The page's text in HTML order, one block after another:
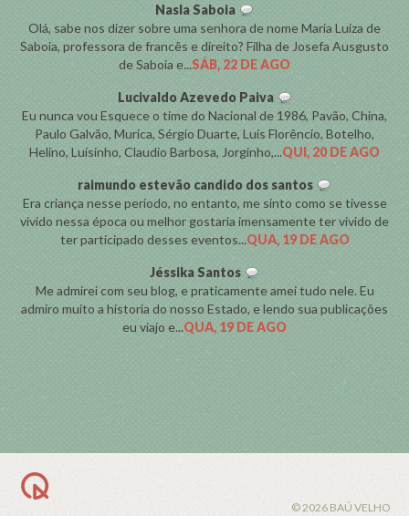
Nasla Saboia
Olá, sabe nos dizer sobre uma senhora de nome Maria Luiza de
Saboia, professora de francês e direito? Filha de Josefa Ausgusto
de Saboia e...SÁB, 22 DE AGO
Lucivaldo Azevedo Paiva
Eu nunca vou Esquece o time do Nacional de 1986, Pavão, China,
Paulo Galvão, Murica, Sérgio Duarte, Luís Florêncio, Botelho,
Helino, Luísinho, Claudio Barbosa, Jorginho,...QUI, 20 DE AGO
raimundo estevão candido dos santos
Era criança nesse período, no entanto, me sinto como se tivesse
vivido nessa época ou melhor gostaria imensamente ter vivido de
ter participado desses eventos...QUA, 19 DE AGO
Jéssika Santos
Me admirei com seu blog, e praticamente amei tudo nele. Eu
admiro muito a historia do nosso Estado, e lendo sua publicações
eu viajo e...QUA, 19 DE AGO
© 2026 BAÚ VELHO